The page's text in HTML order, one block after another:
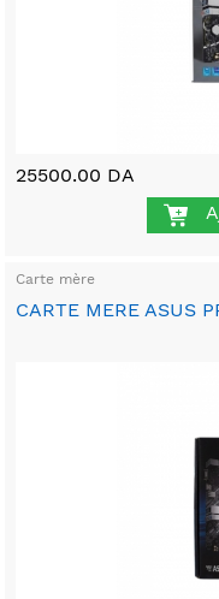
25500.00 DA
Carte mère
CARTE MERE ASUS